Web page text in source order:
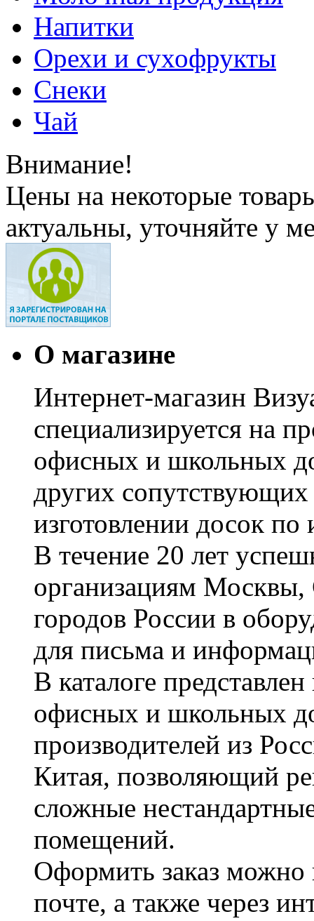
Напитки
Орехи и сухофрукты
Снеки
Чай
Внимание!
Цены на некоторые
актуальны, уточняйте у
О магазине
Интернет-магазин
специализируется на
офисных и школьных
других сопутствующих
изготовлении досок по
В течение 20 лет
организациям Москвы,
городов России в
для письма и
В каталоге
офисных и школьных
производителей из
Китая, позволяющий
сложные
помещений.
Оформить заказ можно
почте, а также через